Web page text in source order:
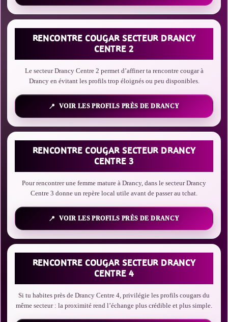
RENCONTRE COUGAR SECTEUR DRANCY
CENTRE 2
Le secteur Drancy Centre 2 permet d’affiner ta rencontre cougar à
Drancy en évitant les profils trop éloignés ou peu disponibles.
VOIR LES PROFILS PRÈS DE DRANCY
RENCONTRE COUGAR SECTEUR DRANCY
CENTRE 3
Pour rencontrer une femme mature à Drancy, dans le secteur Drancy
Centre 3 donne un repère local utile avant de passer au tchat.
VOIR LES PROFILS PRÈS DE DRANCY
RENCONTRE COUGAR SECTEUR DRANCY
CENTRE 4
Si tu habites près de Drancy Centre 4, privilégie les profils cougars du
même secteur : la proximité rend l’échange plus crédible et plus simple.